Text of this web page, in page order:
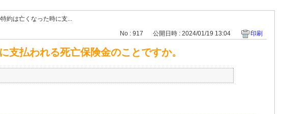
約は亡くなった時に支...
No : 917 公開日時 : 2024/01/19 13:04 印刷
払われる死亡保険金のことですか。